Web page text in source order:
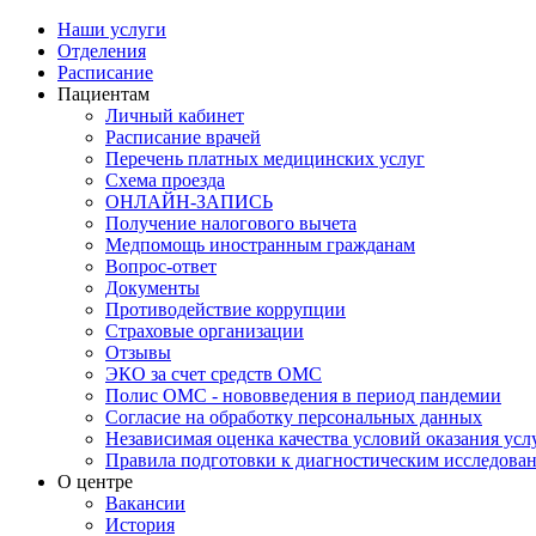
Наши услуги
Отделения
Расписание
Пациентам
Личный кабинет
Расписание врачей
Перечень платных медицинских услуг
Схема проезда
ОНЛАЙН-ЗАПИСЬ
Получение налогового вычета
Медпомощь иностранным гражданам
Вопрос-ответ
Документы
Противодействие коррупции
Страховые организации
Отзывы
ЭКО за счет средств ОМС
Полис ОМС - нововведения в период пандемии
Согласие на обработку персональных данных
Независимая оценка качества условий оказания
Правила подготовки к диагностическим
О центре
Вакансии
История